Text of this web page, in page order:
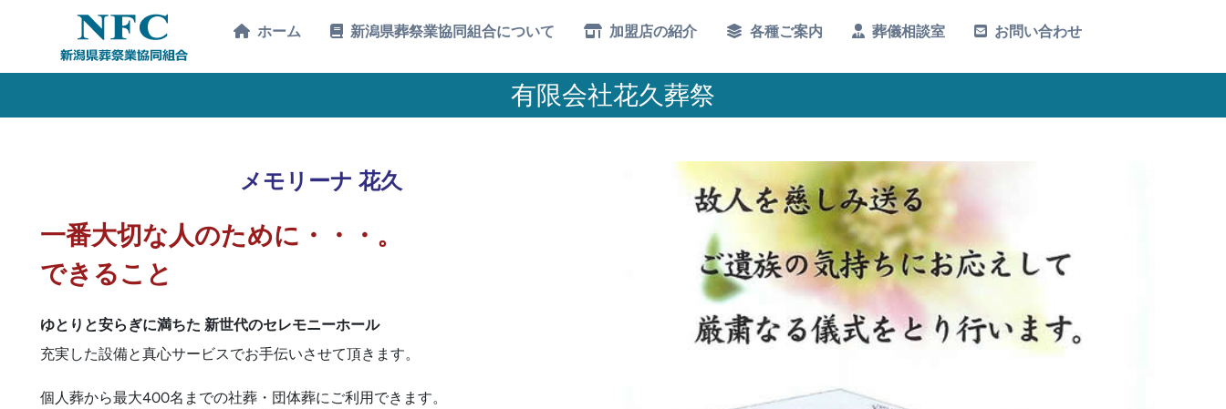
ホーム 新潟県葬祭業協同組合について 加盟店の紹介 各種ご案内 葬儀相談室 お問い合わせ
有限会社花久葬祭
メモリーナ 花久
一番大切な人のために・・・。
できること
ゆとりと安らぎに満ちた 新世代のセレモニーホール
充実した設備と真心サービスでお手伝いさせて頂きます。
個人葬から最大400名までの社葬・団体葬にご利用できます。